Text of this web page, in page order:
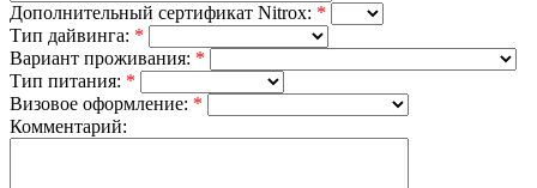
Дополнительный сертификат Nitrox: *
Тип дайвинга: *
Вариант проживания: *
Тип питания: *
Визовое оформление: *
Комментарий: